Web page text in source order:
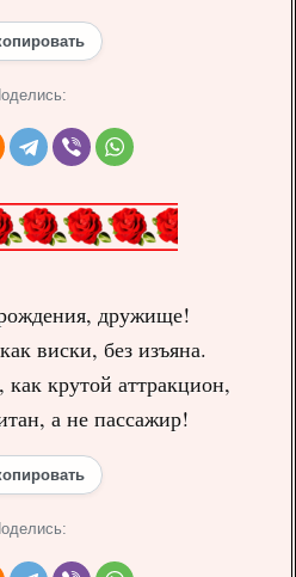
дружище!
виски, без изъяна.
как крутой аттракцион,
а не пассажир!